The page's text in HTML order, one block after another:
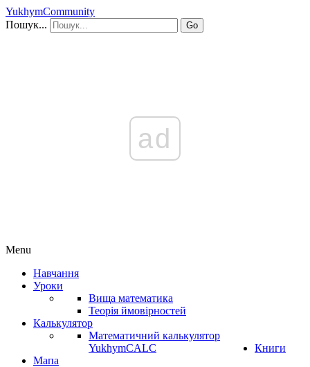
YukhymCommunity
Пошук...
Go
ad
Menu
Навчання
Уроки
Вища математика
Теорія ймовірностей
Калькулятор
Математичний калькулятор
YukhymCALC
Книги
Мапа